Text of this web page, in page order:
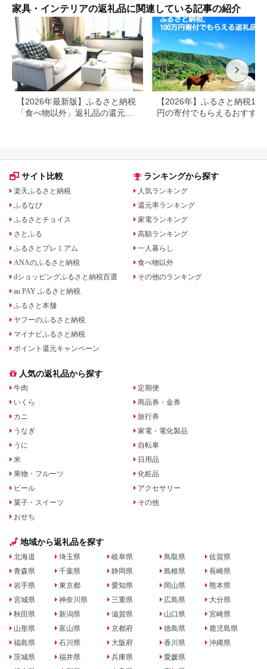
神奈川県 No.065
家具・インテリアの返礼品に関連している記事の紹介
【2026年最新版】ふるさと納税
「食べ物以外」返礼品の還元率
【2026年】ふるさと納税
円の寄付でもらえるおすすめ
サイト比較
楽天ふるさと納税
ふるなび
ふるさとチョイス
さとふる
ふるさとプレミアム
ANAのふるさと納税
dショッピングふるさと納税百選
au PAY ふるさと納税
ふるさと本舗
ヤフーのふるさと納税
マイナビふるさと納税
ポイント還元キャンペーン
ランキングから探す
人気ランキング
還元率ランキング
家電ランキング
高額ランキング
一人暮らし
食べ物以外
その他のランキング
人気の返礼品から探す
牛肉
いくら
カニ
うなぎ
うに
米
果物・フルーツ
ビール
菓子・スイーツ
おせち
定期便
商品券・金券
旅行券
家電・電化製品
自転車
日用品
化粧品
アクセサリー
その他
地域から返礼品を探す
北海道
青森県
岩手県
宮城県
秋田県
山形県
福島県
茨城県
埼玉県
千葉県
東京都
神奈川県
新潟県
富山県
石川県
福井県
岐阜県
静岡県
愛知県
三重県
滋賀県
京都府
大阪府
兵庫県
鳥取県
島根県
岡山県
広島県
山口県
徳島県
香川県
愛媛県
佐賀県
長崎県
熊本県
大分県
宮崎県
鹿児島県
沖縄県